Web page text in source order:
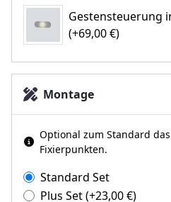
Gestensteuerung
(+69,00 €)
Montage
Optional zum Standard
Fixierpunkten.
Standard Set
Plus Set(+23,00€)